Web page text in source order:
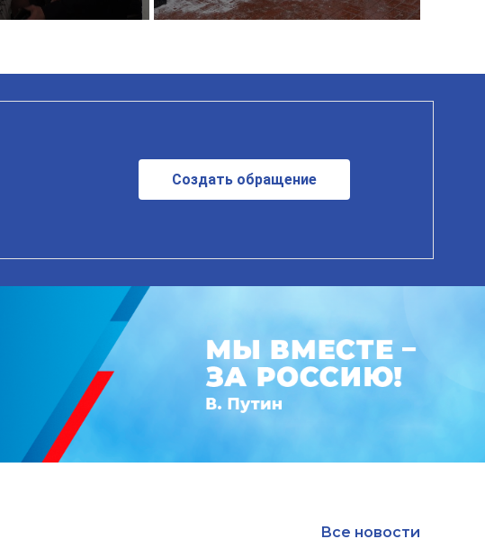
Создать обращение
Все новости